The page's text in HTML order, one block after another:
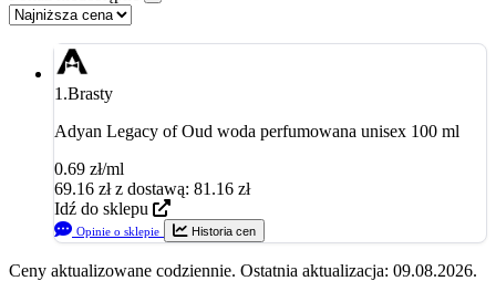
1.Brasty
Adyan Legacy of Oud woda perfumowana unisex 100 ml
0.69 zł/ml
69.16 zł z dostawą: 81.16 zł
Idź do sklepu
Opinie o sklepie Historia cen
Ceny aktualizowane codziennie. Ostatnia aktualizacja: 09.08.2026.